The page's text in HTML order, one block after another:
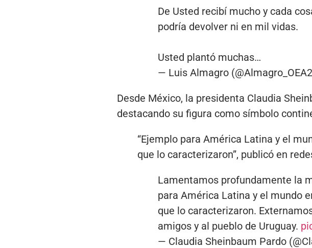
De Usted recibí mucho y cada
podría devolver ni en mil vidas.
Usted plantó muchas…
— Luis Almagro
Desde México, la presidenta Claudia
destacando su figura como símbolo
“Ejemplo para América Latina y el
que lo caracterizaron”, publicó en
Lamentamos profundamente la
para América Latina y el mundo
que lo caracterizaron.
amigos y al pueblo de Uruguay.
— Claudia Sheinbaum Pardo